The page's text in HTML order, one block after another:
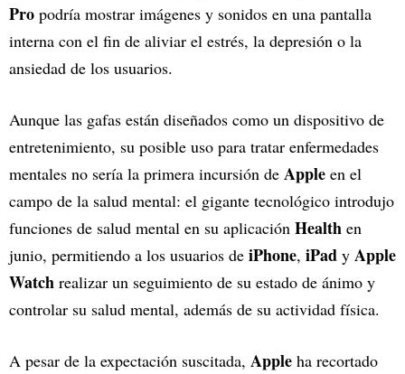
Pro podría mostrar imágenes y sonidos en una pantalla
interna con el fin de aliviar el estrés, la depresión o la
ansiedad de los usuarios.
Aunque las gafas están diseñados como un dispositivo de
entretenimiento, su posible uso para tratar enfermedades
mentales no sería la primera incursión de Apple en el
campo de la salud mental: el gigante tecnológico introdujo
funciones de salud mental en su aplicación Health en
junio, permitiendo a los usuarios de iPhone, iPad y Apple
Watch realizar un seguimiento de su estado de ánimo y
controlar su salud mental, además de su actividad física.
A pesar de la expectación suscitada, Apple ha recortado